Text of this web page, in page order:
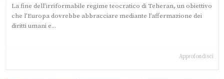
La fine dell’irriformabile regime teocratico di Teheran, un obiettivo
che l’Europa dovrebbe abbracciare mediante l’affermazione dei
diritti umani e...
Approfondisci